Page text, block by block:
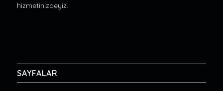
hizmetinizdeyiz.
SAYFALAR